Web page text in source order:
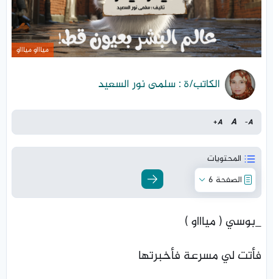
مياااو مياااو
الكاتب/ة : سلمى نور السعيد
A
-
A
A
+
الصفحة 6
_بوسي ( مياااو )
فأتت لي مسرعة فأخبرتها